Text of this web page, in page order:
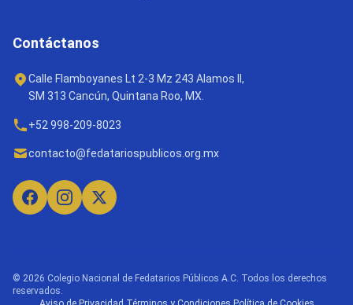
Contáctanos
Calle Flamboyanes Lt 2-3 Mz 243 Alamos II,
SM 313 Cancún, Quintana Roo, MX.
+52 998-209-8023
contacto@fedatariospublicos.org.mx
© 2026 Colegio Nacional de Fedatarios Públicos A.C. Todos los derechos
reservados.